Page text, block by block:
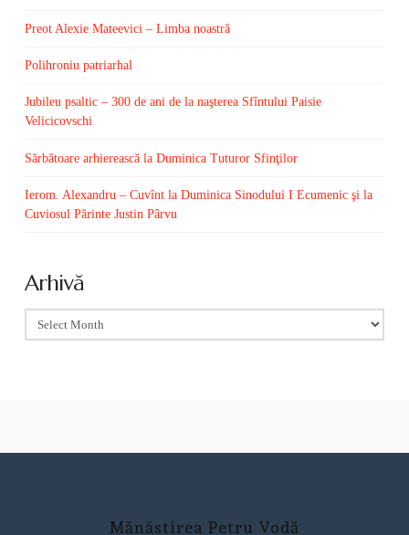
Preot Alexie Mateevici – Limba noastră
Polihroniu patriarhal
Jubileu psaltic – 300 de ani de la naşterea Sfîntului Paisie
Velicicovschi
Sărbătoare arhierească la Duminica Tuturor Sfinţilor
Ierom. Alexandru – Cuvînt la Duminica Sinodului I Ecumenic şi la
Cuviosul Părinte Justin Pârvu
Arhivă
Arhivă
Mănăstirea Petru Vodă